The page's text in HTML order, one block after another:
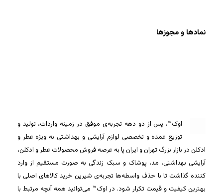
نمادها و مجوزها
اوک™، پس از دو دهه تجربه‌ی موفق در زمینه واردات، تولید و
توزیع عمده و تخصصی لوازم آرایشی و بهداشتی به ویژه عطر و
ادکلن در بازار بزرگ تهران و ایران پا به عرصه فروش محصولات عطر و ادکلن،
آرایشی بهداشتی، مد، پوشاک و سبک زندگی به صورت مستقیم از وارد
کننده گذاشت تا با حذف واسطه‌ها تجربه‌ی شیرین خرید کالاهای اصلی با
بهترین کیفیت و قیمت تکرار شود. در اوک™ می‌توانید همه آنچه مرتبط با